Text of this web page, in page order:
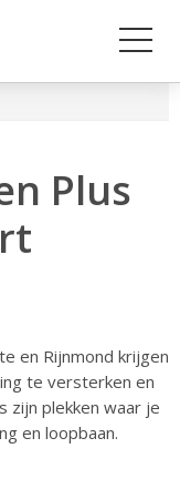
Plus
en Rijnmond krijgen
te versterken en
zijn plekken waar je
en loopbaan.